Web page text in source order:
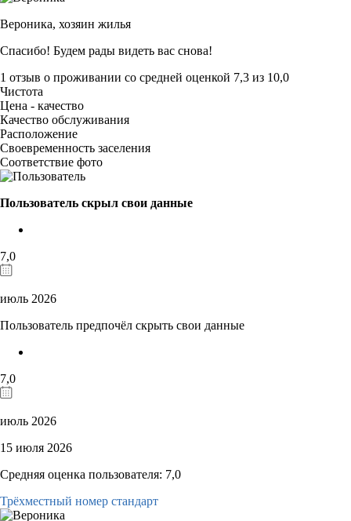
Вероника, хозяин жилья
Спасибо! Будем рады видеть вас снова!
1 отзыв о проживании со средней оценкой 7,3 из 10,0
Чистота
Цена - качество
Качество обслуживания
Расположение
Своевременность заселения
Соответствие фото
Пользователь скрыл свои данные
7,0
июль 2026
Пользователь предпочёл скрыть свои данные
7,0
июль 2026
15 июля 2026
Средняя оценка пользователя: 7,0
Трёхместный номер стандарт